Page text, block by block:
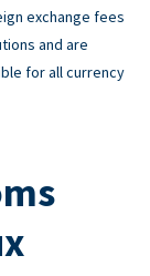
exchange fees
and are
for all currency